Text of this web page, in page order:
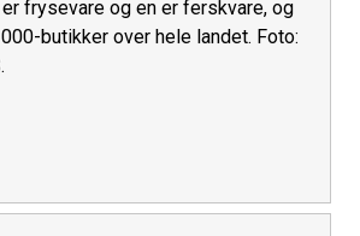
frysevare og en er ferskvare, og
butikker over hele landet. Foto: